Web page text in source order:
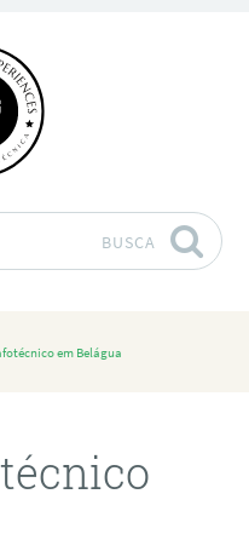
BUSCA
em Belágua